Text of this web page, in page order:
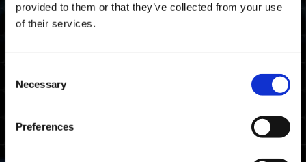
provided to them or that they’ve collected from your use
of their services.
Selection
Necessary
Preferences